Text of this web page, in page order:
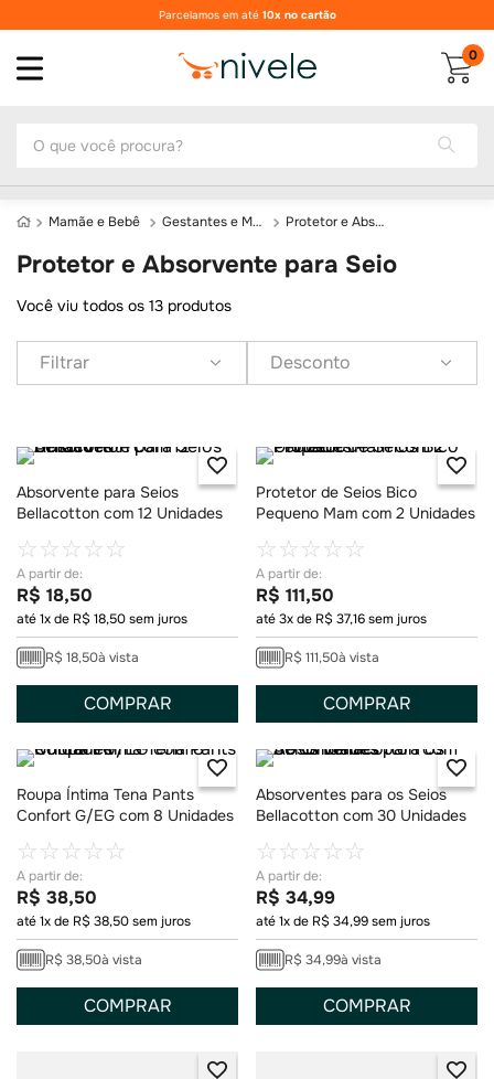
Parcelamos em até10x no cartão
0
Mamãe e Bebê Gestantes e Mamães Protetor e Absorvente para Seio
Protetor e Absorvente para Seio
Você viu todos os 13 produtos
Filtrar Desconto
Absorvente para Seios
Bellacotton com 12 Unidades
☆☆☆☆☆
R$ 18,50
até1x de R$18,50sem juros
R$ 18,50à vista
COMPRAR
Protetor de Seios Bico
Pequeno Mam com 2 Unidades
☆☆☆☆☆
R$ 111,50
até3x de R$37,16sem juros
R$ 111,50à vista
COMPRAR
Roupa Íntima Tena Pants
Confort G/EG com 8 Unidades
☆☆☆☆☆
R$ 38,50
até1x de R$38,50sem juros
R$ 38,50à vista
COMPRAR
Absorventes para os Seios
Bellacotton com 30 Unidades
☆☆☆☆☆
R$ 34,99
até1x de R$34,99sem juros
R$ 34,99à vista
COMPRAR